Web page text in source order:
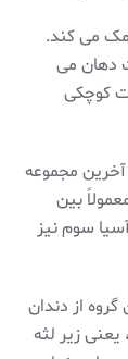
می کند.
دهان می
کوچکی
مجموعه
بین
آسیا سوم نیز
از دندان
زیر لثه